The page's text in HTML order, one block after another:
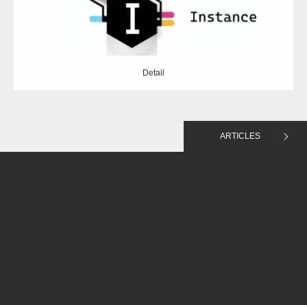
Detail
ARTICLES